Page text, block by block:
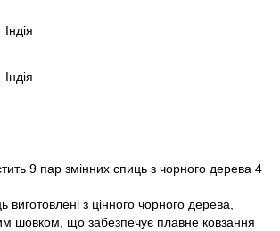
Індія
Індія
9 пар змінних спиць з чорного дерева 4
виготовлені з цінного чорного дерева,
шовком, що забезпечує плавне ковзання